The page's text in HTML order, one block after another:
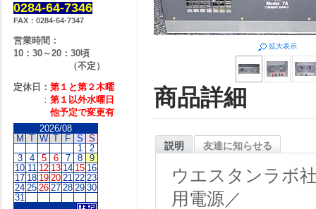
拡大表示
商品詳細
説明 友達に知らせる
ウエスタンラボ
用電源／
0284-64-7346
FAX：0284-64-7347
営業時間：
10：30～20：30頃
（不定）
定休日： 第１と第２木曜
： 第１以外水曜日
他予定で変更有
2026/08
M T W T F S S
1
2
3
4 5 6 7 8
9
10 11 12 13 14 15 16
17 18 19 20 21 22 23
24 25 26 27 28 29 30
31